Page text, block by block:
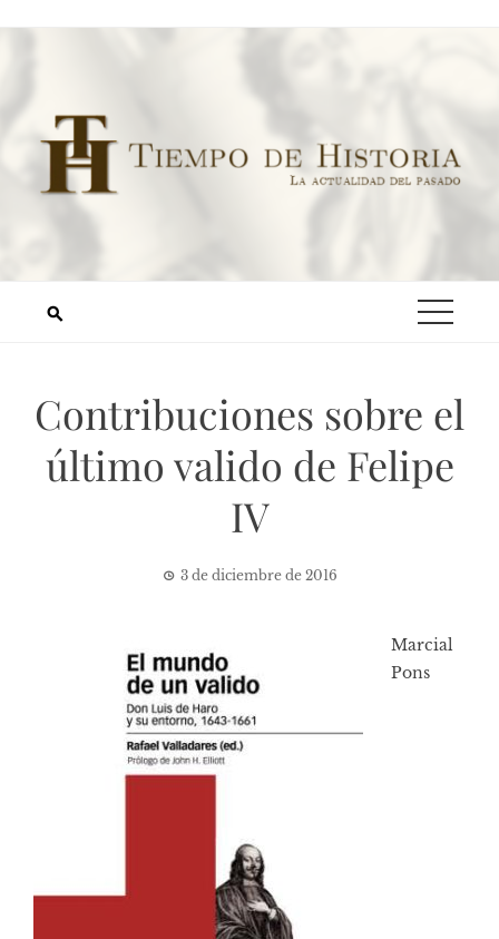
Contribuciones sobre el
último valido de Felipe
IV
3 de diciembre de 2016
Marcial
Pons